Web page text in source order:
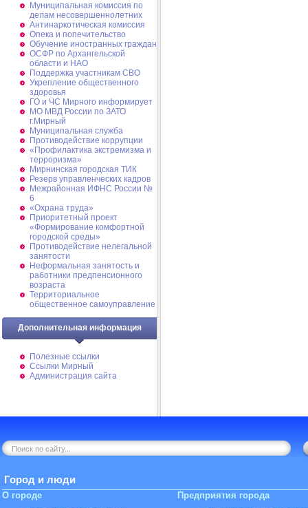
Муниципальная комиссия по
делам несовершеннолетних
Антинаркотическая комиссия
Опека и попечительство
Обучение иностранных граждан
ОСФР по Архангельской
области и НАО
Поддержка участникам СВО
Укрепление общественного
здоровья
ГО и ЧС Мирного информирует
МО МВД России по ЗАТО
г.Мирный
Муниципальная cлужба
Противодействие коррупции
«Профилактика экстремизма и
терроризма»
Мирнинская городская ТИК
Резерв управленческих кадров
Межрайонная ИФНС России №
6
«Охрана труда»
Приоритетный проект
«Формирование комфортной
городской среды»
Противодействие нелегальной
занятости
Неформальная занятость и
работники предпенсионного
возраста
Территориальное
общественное самоуправление
Дополнительная информация
Полезные ссылки
Ссылки Мирный
Администрация сайта
Город и люди
О городе Предприятия города